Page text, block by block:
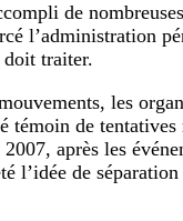
de
l’administration
doit traiter.
les
témoin de
après les
l’idée de